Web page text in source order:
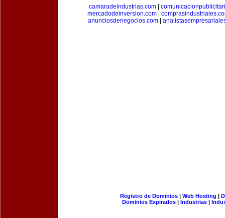
camaradeindustrias.com|
mercadodeinversion.com
anunciosdenegocios.com|
Registro de Dominios| Web Hosting |
Dominios Expirados | Industrias |